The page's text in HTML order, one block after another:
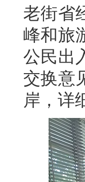
老街省
峰和旅
公民出
交换意
岸，详